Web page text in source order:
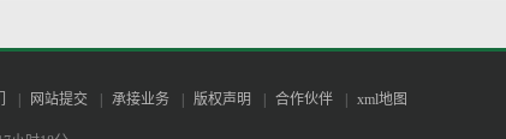
网站提交 承接业务 版权声明 合作伙伴 xml地图